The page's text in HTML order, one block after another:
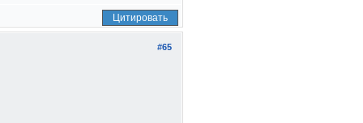
Цитировать
#65